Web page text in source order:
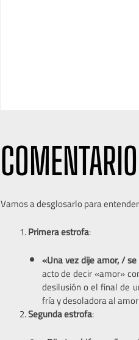
Vamos a desglosarlo para
Primera estrofa:
«Una vez dije amor, /
acto de decir «amor»
desilusión o el final de
fría y desoladora al
Segunda estrofa: